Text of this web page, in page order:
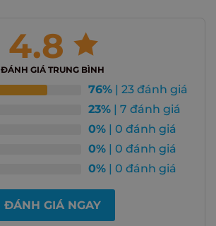
4.8
ĐÁNH GIÁ TRUNG BÌNH
76% | 23 đánh giá
23% | 7 đánh giá
0% | 0 đánh giá
0% | 0 đánh giá
0% | 0 đánh giá
ĐÁNH GIÁ NGAY